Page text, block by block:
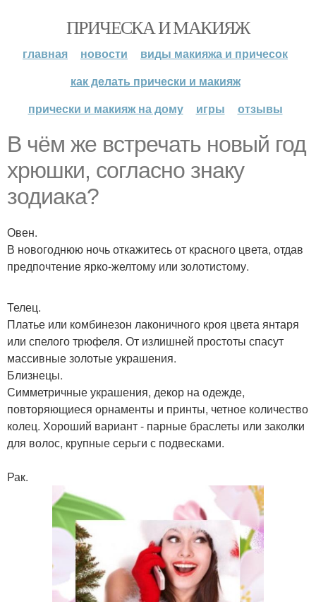
ПРИЧЕСКА И МАКИЯЖ
главная новости
виды макияжа и причесок
как делать прически и макияж
прически и макияж на дому
игры отзывы
В чём же встречать новый год
хрюшки, согласно знаку
зодиака?
Овен.
В новогоднюю ночь откажитесь от красного цвета, отдав
предпочтение ярко-желтому или золотистому.
Телец.
Платье или комбинезон лаконичного кроя цвета янтаря
или спелого трюфеля. От излишней простоты спасут
массивные золотые украшения.
Близнецы.
Симметричные украшения, декор на одежде,
повторяющиеся орнаменты и принты, четное количество
колец. Хороший вариант - парные браслеты или заколки
для волос, крупные серьги с подвесками.
Рак.